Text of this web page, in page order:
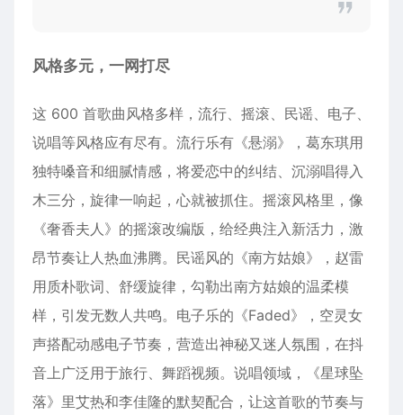
风格多元，一网打尽
这 600 首歌曲风格多样，流行、摇滚、民谣、电子、
说唱等风格应有尽有。流行乐有《悬溺》，葛东琪用
独特嗓音和细腻情感，将爱恋中的纠结、沉溺唱得入
木三分，旋律一响起，心就被抓住。摇滚风格里，像
《奢香夫人》的摇滚改编版，给经典注入新活力，激
昂节奏让人热血沸腾。民谣风的《南方姑娘》，赵雷
用质朴歌词、舒缓旋律，勾勒出南方姑娘的温柔模
样，引发无数人共鸣。电子乐的《Faded》，空灵女
声搭配动感电子节奏，营造出神秘又迷人氛围，在抖
音上广泛用于旅行、舞蹈视频。说唱领域，《星球坠
落》里艾热和李佳隆的默契配合，让这首歌的节奏与